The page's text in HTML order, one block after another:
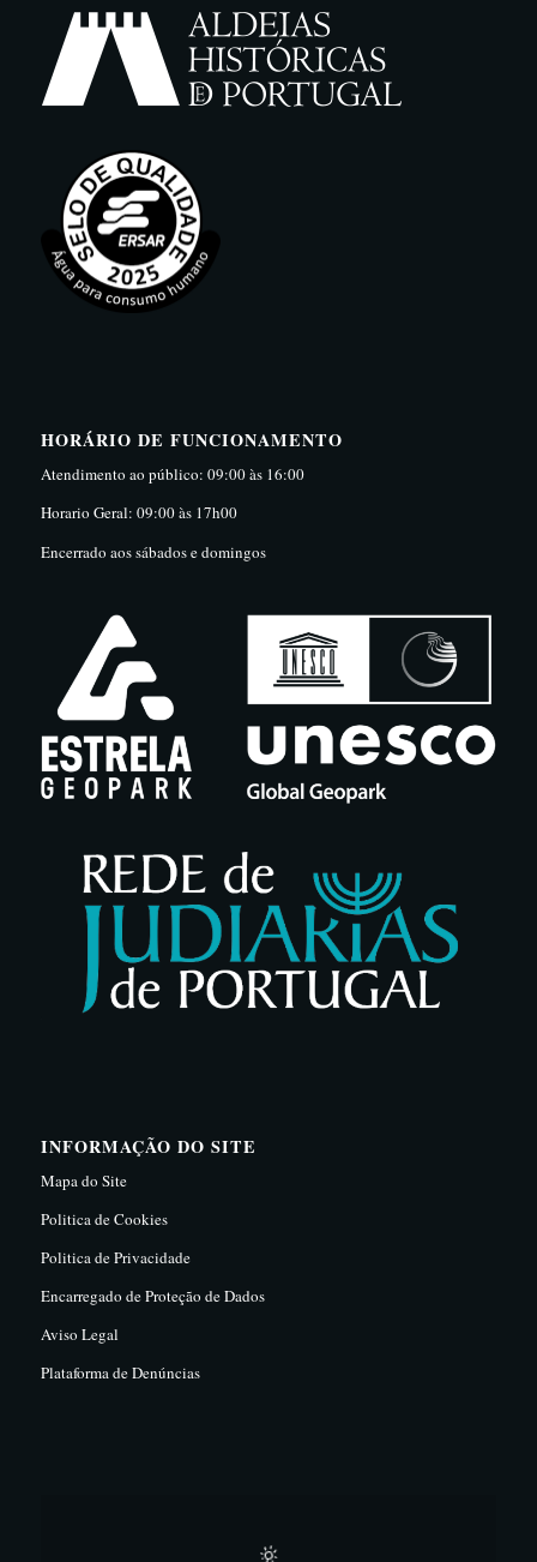
HORÁRIO DE FUNCIONAMENTO
Atendimento ao público: 09:00 às 16:00
Horario Geral: 09:00 às 17h00
Encerrado aos sábados e domingos
INFORMAÇÃO DO SITE
Mapa do Site
Politica de Cookies
Politica de Privacidade
Encarregado de Proteção de Dados
Aviso Legal
Plataforma de Denúncias